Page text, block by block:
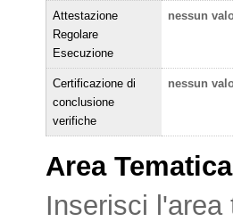
Attestazione
Regolare
Esecuzione
nessun
Certificazione di
conclusione
verifiche
nessun
Area Tematica
Inserisci l'area